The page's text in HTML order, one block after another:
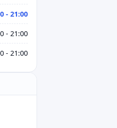
- 21:00
- 21:00
- 21:00